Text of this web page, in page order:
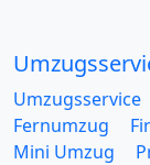
Umzugsservice
Fernumzug
Mini Umzug